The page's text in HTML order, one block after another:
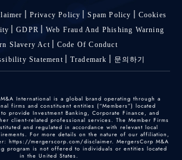
Privacy Policy Spam Policy
Cookies
GDPR
Web Fraud And Phishing Warning
Slavery Act
Code Of Conduct
Statement
Trademark 문의하기
International is a global brand operating through a
firms and constituent entities (“Members”) located
provide Investment Banking, Corporate Finance, and
client-related professional services. The Member Firms
and regulated in accordance with relevant local
For more details on the nature of our affiliation,
https://mergerscorp.com/disclaimer. MergersCorp M&A
program is not offered to individuals or entities located
in the United States.